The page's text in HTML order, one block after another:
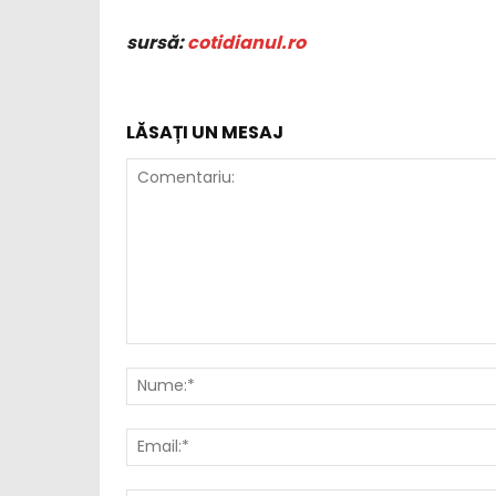
sursă:cotidianul.ro
LĂSAȚI UN MESAJ